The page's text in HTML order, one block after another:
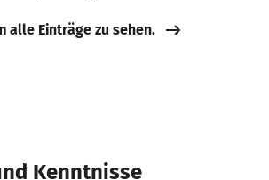
alle Einträge zu sehen.
Kenntnisse